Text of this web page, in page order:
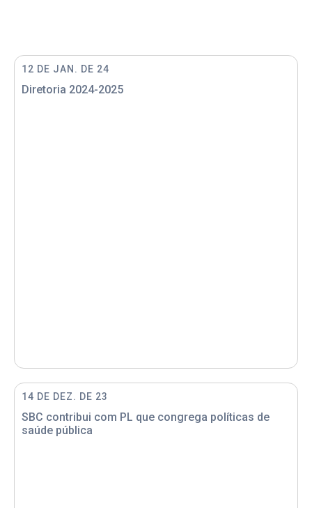
12 DE JAN. DE 24
Diretoria 2024-2025
14 DE DEZ. DE 23
SBC contribui com PL que congrega políticas de
saúde pública